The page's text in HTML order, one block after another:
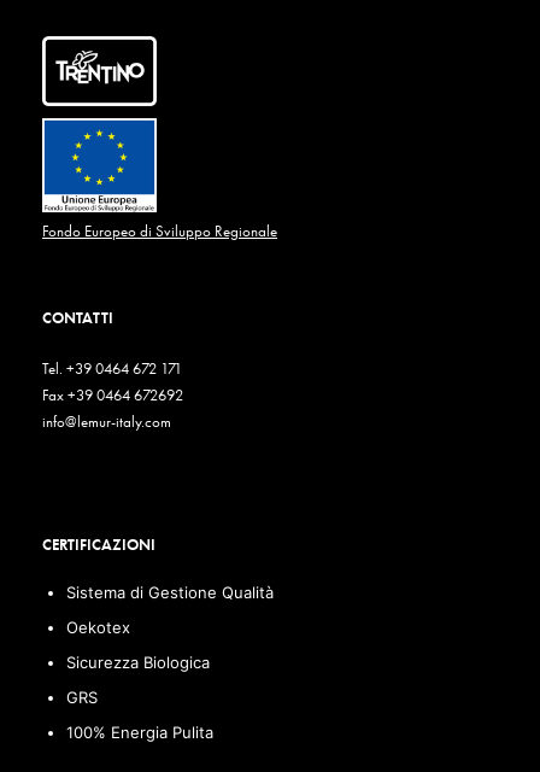
Fondo Europeo di Sviluppo Regionale
CONTATTI
Tel. +39 0464 672 171
Fax +39 0464 672692
info@lemur-italy.com
CERTIFICAZIONI
Sistema di Gestione Qualità
Oekotex
Sicurezza Biologica
GRS
100% Energia Pulita